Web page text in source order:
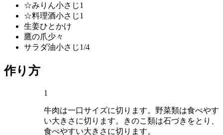
☆みりん小さじ1
☆料理酒小さじ1
生姜ひとかけ
鷹の爪少々
サラダ油小さじ1/4
作り方
1
牛肉は一口サイズに切ります。野菜類は食べやす
い大きさに切ります。きのこ類は石づきをとり、
食べやすい大きさに切ります。